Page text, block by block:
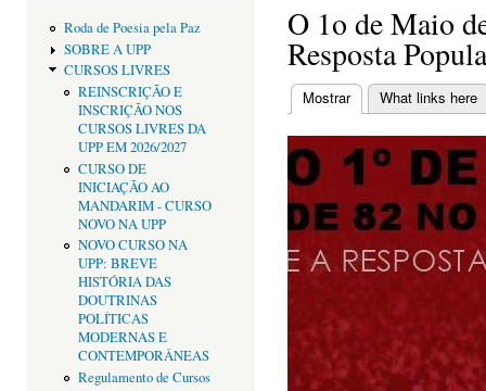
Roda de Poesia pela Paz
SOBRE A UPP
CURSOS LIVRES
REINSCRIÇÃO E
INSCRIÇÃO NOS
CURSOS LIVRES DA
UPP EM 2026/2027
CURSO DE
INICIAÇÃO AO
MANDARIM - CURSO
NOVO NA UPP
NOVO CURSO NA
UPP: BREVE
HISTÓRIA DAS
DOUTRINAS
POLÍTICAS
MODERNAS E
CONTEMPORÂNEAS
Regulamento de Cursos
O 1o de Maio
Resposta
Separadores
Mostrar(separador ativo)
What links here